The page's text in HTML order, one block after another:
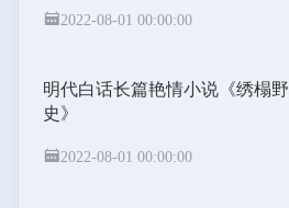
2022-08-01 00:00:00
明代白话长篇艳情小说《绣榻野
史》
2022-08-01 00:00:00